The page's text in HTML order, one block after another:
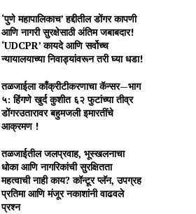
‘पुणे महापालिकाच’ हद्दीतील डोंगर कापणी
आणि नागरी सुरक्षेसाठी अंतिम जबाबदार!
‘UDCPR’ कायदे आणि सर्वोच्च
न्यायालयाच्या निवाड्यांवरून तरी घ्या धडा!
तळजाईला काँक्रीटीकरणाचा कॅन्सर—भाग
५: हिंगणे खुर्द कुशीत ६२ फुटांच्या तीव्र
डोंगरउतारावर बहुमजली इमारतींचे
आक्रमण !
तळजाईतील जलप्रवाह, भूस्खलनाचा
धोका आणि नागरिकांची सुरक्षितता
महत्वाची नाही काय? कॉन्टूर प्लॅन, उपग्रह
प्रतिमा आणि मंजूर नकाशांनी वाढवले
प्रश्न